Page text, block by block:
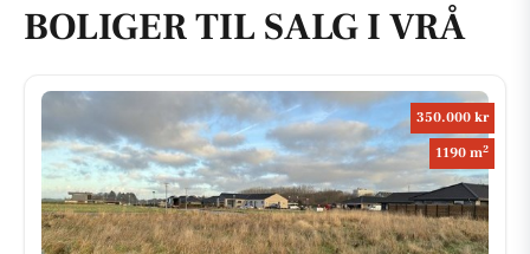
BOLIGER TIL SALG I VRÅ
350.000 kr
1190 m2